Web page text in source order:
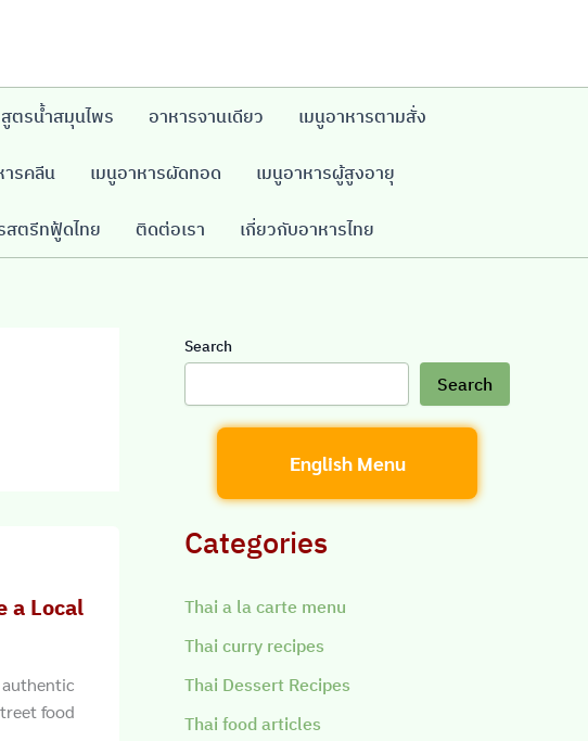
สูตรน้ำสมุนไพร อาหารจานเดียว เมนูอาหารตามสั่ง
ารคลีน เมนูอาหารผัดทอด เมนูอาหารผู้สูงอายุ
สตรีทฟู้ดไทย ติดต่อเรา เกี่ยวกับอาหารไทย
a Local
authentic
food
Search
Search
English Menu
Categories
Thai a la carte menu
Thai curry recipes
Thai Dessert Recipes
Thai food articles